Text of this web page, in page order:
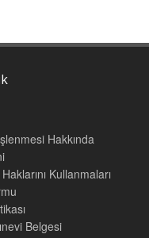
Hakkında
Kullanmaları
Belgesi